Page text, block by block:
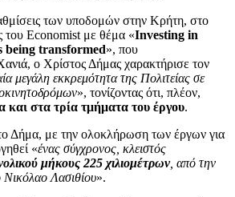
των υποδομών στην Κρήτη, στο
του Economist με θέμα «Investing in
being transformed», που
ο Χρίστος Δήμας χαρακτήρισε τον
μεγάλη εκκρεμότητα της Πολιτείας σε
», τονίζοντας ότι, πλέον,
και στα τρία τμήματα του έργου.
Δήμα, με την ολοκλήρωση των έργων για
«ένας σύγχρονος, κλειστός
μήκους 225 χιλιομέτρων, από την
Νικόλαο Λασιθίου».